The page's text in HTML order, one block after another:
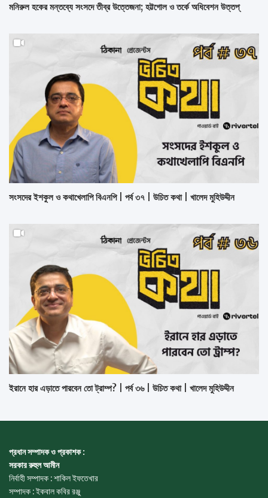
মনিরুল হকের মন্তব্যে সংসদে তীব্র উত্তেজনা; হট্টগোল ও তর্কে অধিবেশন উত্তপ্
সংসদের ইশকুল ও কথাখেলাপি বিএনপি | পর্ব ৩৭ | উচিত কথা | খালেদ মুহিউদ্দীন
ইরানে হার এড়াতে পারবেন তো ট্রাম্প? | পর্ব ৩৬ | উচিত কথা | খালেদ মুহিউদ্দীন
প্রধান সম্পাদক ও প্রকাশক :
সরকার রুহুল আমীন
নির্বাহী সম্পাদক : শাকিল ইফতেখার
সম্পাদক : ইকবাল কবির রঞ্জু